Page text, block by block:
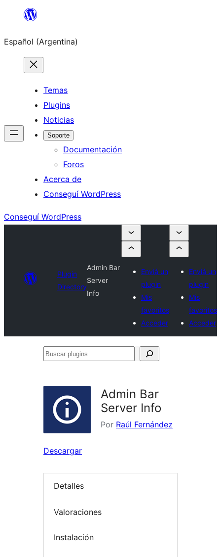
Saltar
contenido
Español (Argentina)
Temas
Plugins
Noticias
Soporte
Documentación
Foros
Acerca de
Conseguí WordPress
Conseguí WordPress
Plugin
Directory
Admin Bar
Server
Info
Enviá un
plugin
Mis
favoritos
Acceder
Enviá un
plugin
Mis
favoritos
Acceder
Buscar
Admin Bar
Server Info
Por Raúl Fernández
Descargar
Detalles
Valoraciones
Instalación